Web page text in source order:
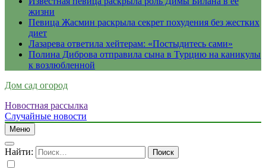
жизни
Певица Жасмин раскрыла секрет похудения без жестких
диет
Лазарева ответила хейтерам: «Постыдитесь сами»
Полина Диброва отправила сына в Турцию на каникулы
к возлюбленной
Дом сад огород
Новостная рассылка
Случайные новости
Меню
Найти: